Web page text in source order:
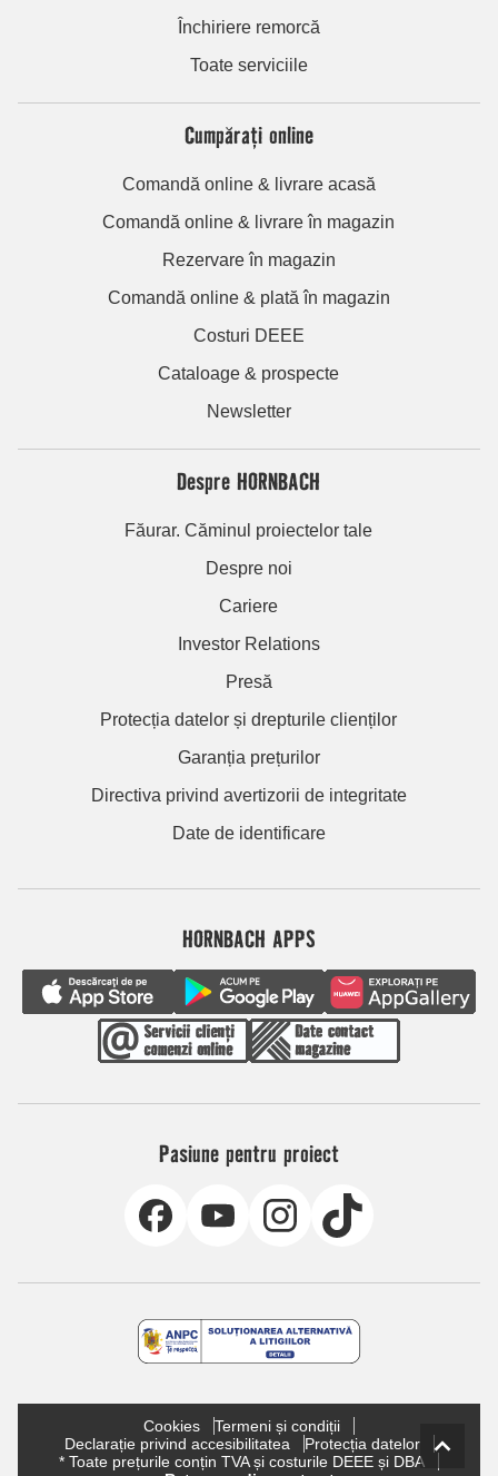
Închiriere remorcă
Toate serviciile
Cumpărați online
Comandă online & livrare acasă
Comandă online & livrare în magazin
Rezervare în magazin
Comandă online & plată în magazin
Costuri DEEE
Cataloage & prospecte
Newsletter
Despre HORNBACH
Făurar. Căminul proiectelor tale
Despre noi
Cariere
Investor Relations
Presă
Protecția datelor și drepturile clienților
Garanția prețurilor
Directiva privind avertizorii de integritate
Date de identificare
HORNBACH APPS
Pasiune pentru proiect
Cookies
Termeni și condiții
Declarație privind accesibilitatea
Protecția datelor
* Toate prețurile conțin TVA și costurile DEEE și DBA